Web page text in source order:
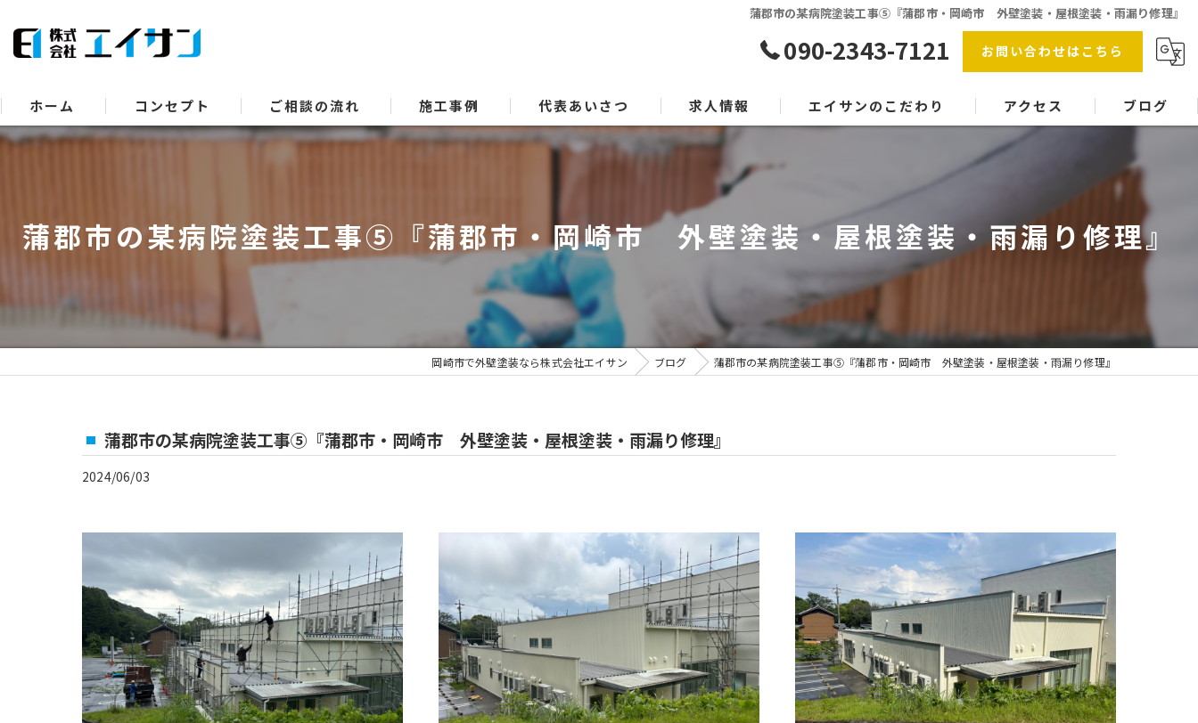
蒲郡市の某病院塗装工事⑤『蒲郡市・岡崎市 外壁塗装・屋根塗装・雨漏り修理』
090-2343-7121 お問い合わせはこちら
ホーム コンセプト ご相談の流れ 施工事例 代表あいさつ 求人情報 エイサンのこだわり
内装塗装
協力会社
塗料
アクセス ブログ
蒲郡市の某病院塗装工事⑤『蒲郡市・岡崎市 外壁塗装・屋根塗装・雨漏り修理』
岡崎市で外壁塗装なら株式会社エイサン ブログ 蒲郡市の某病院塗装工事⑤『蒲郡市・岡崎市 外壁塗装・屋根塗装・雨漏り修理』
蒲郡市の某病院塗装工事⑤『蒲郡市・岡崎市 外壁塗装・屋根塗装・雨漏り修理』
2024/06/03